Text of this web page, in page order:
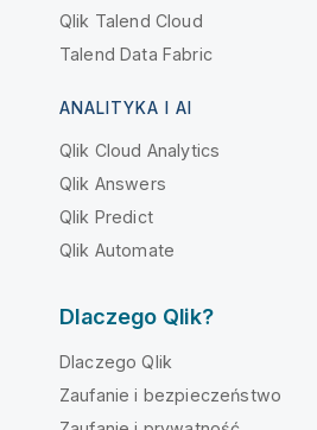
Qlik Talend Cloud
Talend Data Fabric
ANALITYKA I AI
Qlik Cloud Analytics
Qlik Answers
Qlik Predict
Qlik Automate
Dlaczego Qlik?
Dlaczego Qlik
Zaufanie i bezpieczeństwo